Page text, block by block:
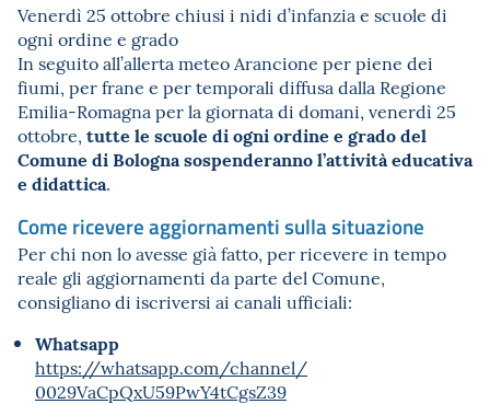
Venerdì 25 ottobre chiusi i nidi d’infanzia e scuole di
ogni ordine e grado
In seguito all’allerta meteo Arancione per piene dei
fiumi, per frane e per temporali diffusa dalla Regione
Emilia-Romagna per la giornata di domani, venerdì 25
ottobre, tutte le scuole di ogni ordine e grado del
Comune di Bologna sospenderanno l’attività educativa
e didattica.
Come ricevere aggiornamenti sulla situazione
Per chi non lo avesse già fatto, per ricevere in tempo
reale gli aggiornamenti da parte del Comune,
consigliano di iscriversi ai canali ufficiali:
Whatsapp
https://whatsapp.com/channel/
0029VaCpQxU59PwY4tCgsZ39